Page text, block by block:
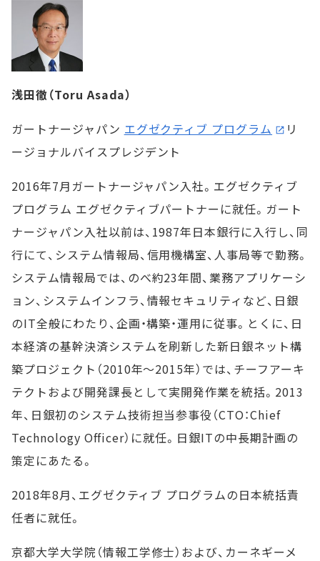
浅田徹（Toru Asada）
ガートナージャパン エグゼクティブ プログラム
リ
ージョナルバイスプレジデント
2016年7月ガートナージャパン入社。エグゼクティブ
プログラム エグゼクティブパートナーに就任。ガート
ナージャパン入社以前は、1987年日本銀行に入行し、同
行にて、システム情報局、信用機構室、人事局等で勤務。
システム情報局では、のべ約23年間、業務アプリケーシ
ョン、システムインフラ、情報セキュリティなど、日銀
のIT全般にわたり、企画・構築・運用に従事。とくに、日
本経済の基幹決済システムを刷新した新日銀ネット構
築プロジェクト（2010年～2015年）では、チーフアーキ
テクトおよび開発課長として実開発作業を統括。2013
年、日銀初のシステム技術担当参事役（CTO：Chief
Technology Officer）に就任。日銀ITの中長期計画の
策定にあたる。
2018年8月、エグゼクティブ プログラムの日本統括責
任者に就任。
京都大学大学院（情報工学修士）および、カーネギーメ